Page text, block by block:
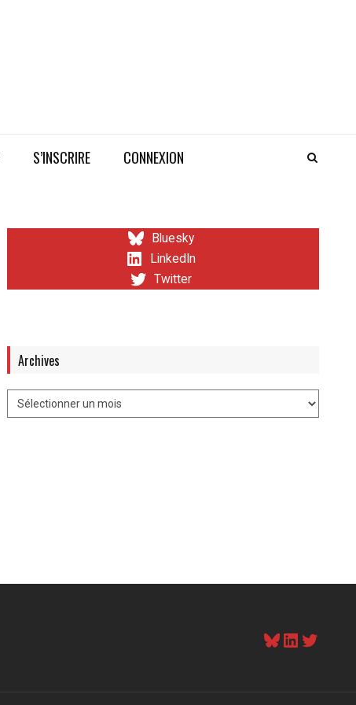
S’INSCRIRE CONNEXION
Bluesky
LinkedIn
Twitter
Archives
Bluesky